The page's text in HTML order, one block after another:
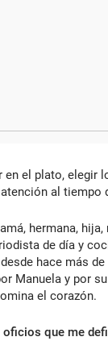
el plato, elegir
al tiempo
hermana,
de día y
hace más
Manuela y por
el corazón.
que me